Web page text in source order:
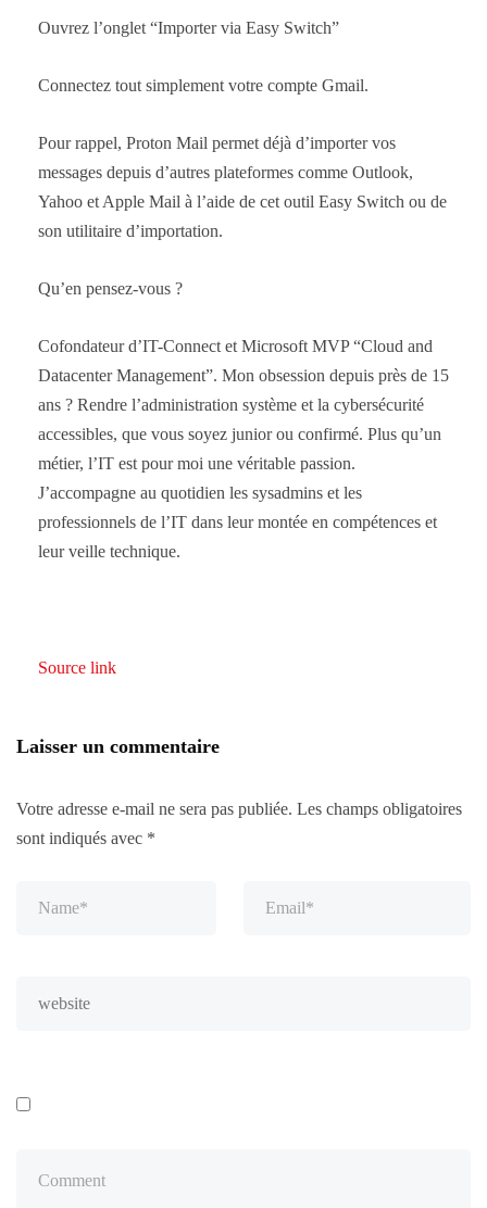
Ouvrez l’onglet “Importer via Easy Switch”
Connectez tout simplement votre compte Gmail.
Pour rappel, Proton Mail permet déjà d’importer vos
messages depuis d’autres plateformes comme Outlook,
Yahoo et Apple Mail à l’aide de cet outil Easy Switch ou de
son utilitaire d’importation.
Qu’en pensez-vous ?
Cofondateur d’IT-Connect et Microsoft MVP “Cloud and
Datacenter Management”. Mon obsession depuis près de 15
ans ? Rendre l’administration système et la cybersécurité
accessibles, que vous soyez junior ou confirmé. Plus qu’un
métier, l’IT est pour moi une véritable passion.
J’accompagne au quotidien les sysadmins et les
professionnels de l’IT dans leur montée en compétences et
leur veille technique.
Source link
Laisser un commentaire
Votre adresse e-mail ne sera pas publiée. Les champs obligatoires
sont indiqués avec *